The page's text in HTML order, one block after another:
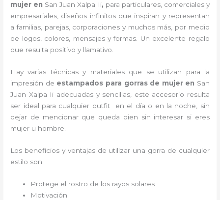
mujer en San Juan Xalpa Ii, para particulares, comerciales y
empresariales, diseños infinitos que inspiran y representan
a familias, parejas, corporaciones y muchos más, por medio
de logos, colores, mensajes y formas. Un excelente regalo
que resulta positivo y llamativo.
Hay varias técnicas y materiales que se utilizan para la
impresión de estampados para gorras de mujeren San
Juan Xalpa Ii adecuadas y sencillas, este accesorio resulta
ser ideal para cualquier outfit en el día o en la noche, sin
dejar de mencionar que queda bien sin interesar si eres
mujer u hombre.
Los beneficios y ventajas de utilizar una gorra de cualquier
estilo son:
Protege el rostro de los rayos solares
Motivación